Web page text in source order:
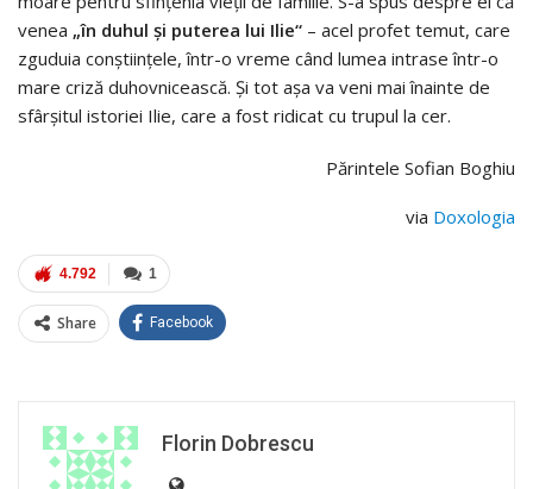
venea „în duhul și puterea lui Ilie“ – acel profet temut, care
zguduia conștiințele, într-o vreme când lumea intrase într-o
mare criză duhovnicească. Și tot așa va veni mai înainte de
sfârșitul istoriei Ilie, care a fost ridicat cu trupul la cer.
Părintele Sofian Boghiu
via Doxologia
1
4.792
Share Facebook
Florin Dobrescu